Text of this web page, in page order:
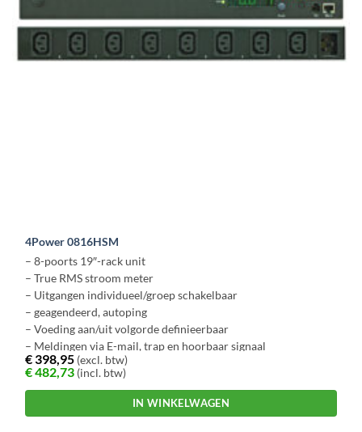
4Power 0816HSM
– 8-poorts 19″-rack unit
– True RMS stroom meter
– Uitgangen individueel/groep schakelbaar
– geagendeerd, autoping
– Voeding aan/uit volgorde definieerbaar
– Meldingen via E-mail, trap en hoorbaar signaal
€398,95 (excl. btw)
€482,73 (incl. btw)
IN WINKELWAGEN